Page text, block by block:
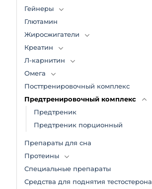
Гейнеры
Глютамин
Жиросжигатели
Креатин
Л-карнитин
Омега
Посттренировочный комплекс
Предтренировочный комплекс
Предтреник
Предтреник порционный
Препараты для сна
Протеины
Специальные препараты
Средства для поднятия тестостерона